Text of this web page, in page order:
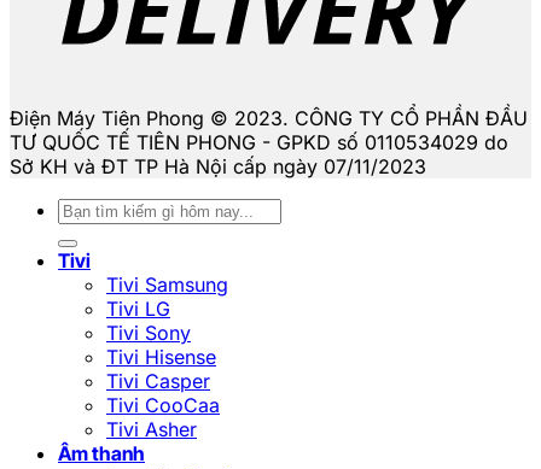
Điện Máy Tiên Phong © 2023. CÔNG TY CỔ PHẦN ĐẦU
TƯ QUỐC TẾ TIÊN PHONG - GPKD số 0110534029 do
Sở KH và ĐT TP Hà Nội cấp ngày 07/11/2023
Tìm
kiếm:
Tivi
Tivi Samsung
Tivi LG
Tivi Sony
Tivi Hisense
Tivi Casper
Tivi CooCaa
Tivi Asher
Âm thanh